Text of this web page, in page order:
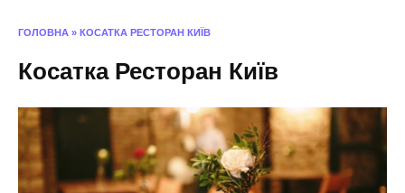
ГОЛОВНА » КОСАТКА РЕСТОРАН КИЇВ
Косатка Ресторан Київ